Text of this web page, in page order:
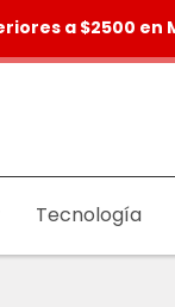
a $2500
Tecnología